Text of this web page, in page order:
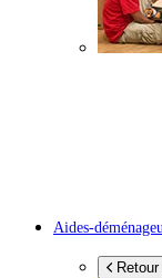
Aides-